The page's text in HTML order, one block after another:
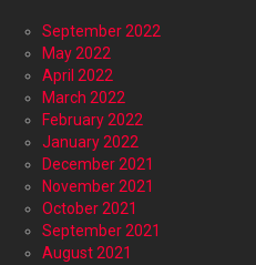
September 2022
May 2022
April 2022
March 2022
February 2022
January 2022
December 2021
November 2021
October 2021
September 2021
August 2021